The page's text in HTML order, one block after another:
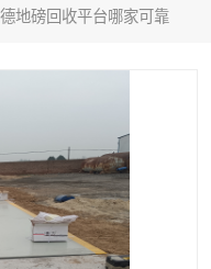
地磅回收平台哪家可靠
品烘干机
送机
自动输送机